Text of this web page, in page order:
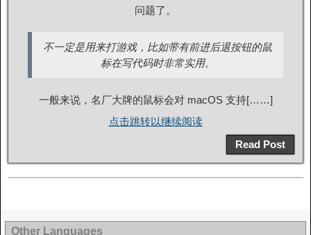
问题了。
不一定是用来打游戏，比如带有前进后退按钮的鼠
标在写代码时非常实用。
一般来说，名厂大牌的鼠标会对 macOS 支持[……]
点击跳转以继续阅读
Read Post
Other Languages